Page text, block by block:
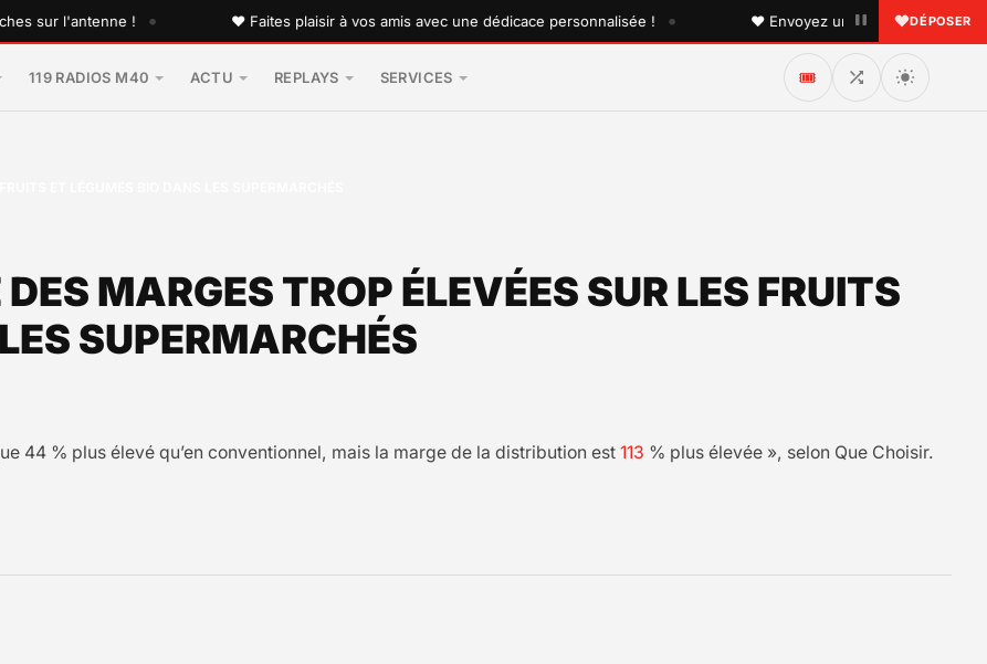
l'antenne ! • ♥ Faites plaisir à vos amis avec une dédicace personnalisée ! • ♥ Envoyez une dédicace à quelqu'un
DÉPOSER
119 RADIOS M40 ACTU REPLAYS SERVICES 🎟️
MARGES TROP ÉLEVÉES SUR LES FRUITS
SUPERMARCHÉS
44 % plus élevé qu’en conventionnel, mais la marge de la distribution est 113 % plus élevée », selon Que Choisir.